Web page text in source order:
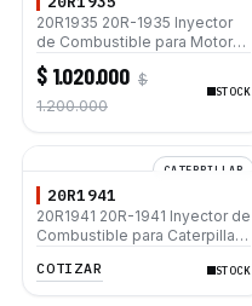
20R1935 20R-1935 Inyector
de Combustible para Motor
Caterpillar C4.4 C6.6 320D
323D L 420E D5K XL
$ 1.020.000 $
1.200.000
STOCK
CATERPILLAR
20R1941
20R1941 20R-1941 Inyector de
Combustible para Caterpillar
COTIZAR STOCK